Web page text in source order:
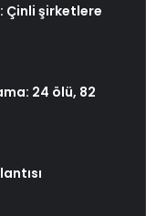
Çinli şirketlere
24 ölü, 82